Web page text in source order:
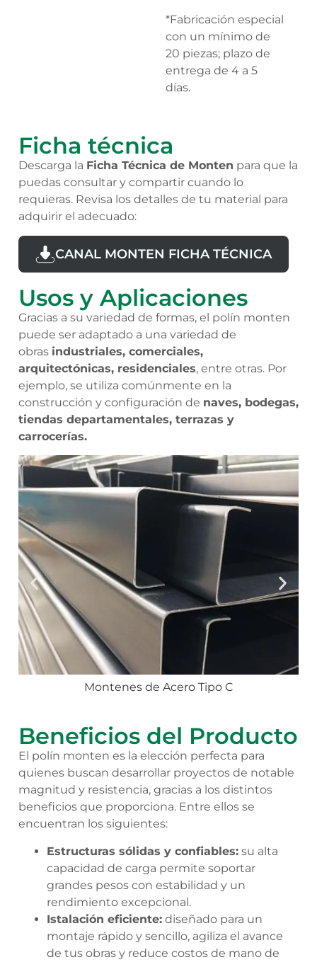
*Fabricación especial
con un mínimo de
20 piezas; plazo de
entrega de 4 a 5
días.
Ficha técnica
Descarga la Ficha Técnica de Monten para que la
puedas consultar y compartir cuando lo
requieras. Revisa los detalles de tu material para
adquirir el adecuado:
CANAL MONTEN FICHA TÉCNICA
Usos y Aplicaciones
Gracias a su variedad de formas, el polín monten
puede ser adaptado a una variedad de
obras industriales, comerciales,
arquitectónicas, residenciales, entre otras. Por
ejemplo, se utiliza comúnmente en la
construcción y configuración de naves, bodegas,
tiendas departamentales, terrazas y
carrocerías.
Montenes de Acero Tipo C
Beneficios del Producto
El polín monten es la elección perfecta para
quienes buscan desarrollar proyectos de notable
magnitud y resistencia, gracias a los distintos
beneficios que proporciona. Entre ellos se
encuentran los siguientes:
Estructuras sólidas y confiables: su alta
capacidad de carga permite soportar
grandes pesos con estabilidad y un
rendimiento excepcional.
Istalación eficiente: diseñado para un
montaje rápido y sencillo, agiliza el avance
de tus obras y reduce costos de mano de